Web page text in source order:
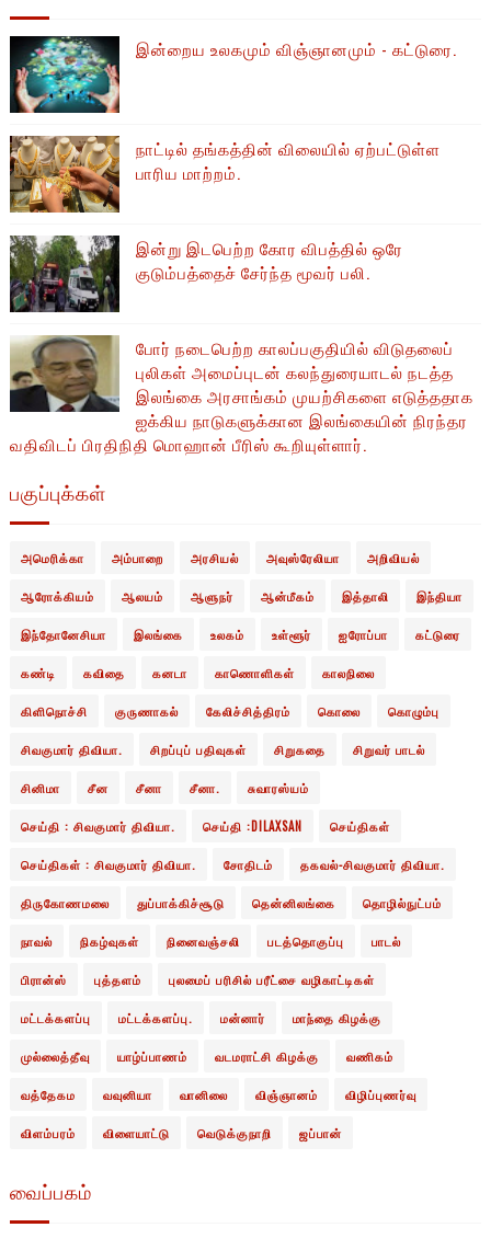
இன்றைய உலகமும் விஞ்ஞானமும் - கட்டுரை.
நாட்டில் தங்கத்தின் விலையில் ஏற்பட்டுள்ள
பாரிய மாற்றம்.
இன்று இடபெற்ற கோர விபத்தில் ஒரே
குடும்பத்தைச் சேர்ந்த மூவர் பலி.
போர் நடைபெற்ற காலப்பகுதியில் ​​விடுதலைப்
புலிகள் அமைப்புடன் கலந்துரையாடல் நடத்த
இலங்கை அரசாங்கம் முயற்சிகளை எடுத்ததாக
ஐக்கிய நாடுகளுக்கான இலங்கையின் நிரந்தர
வதிவிடப் பிரதிநிதி மொஹான் பீரிஸ் கூறியுள்ளார்.
பகுப்புக்கள்
அமெரிக்கா அம்பாறை அரசியல் அவுஸ்ரேலியா அறிவியல்
ஆரோக்கியம் ஆலயம் ஆளுநர் ஆன்மீகம் இத்தாலி இந்தியா
இந்தோனேசியா இலங்கை உலகம் உள்ளூர் ஐரோப்பா கட்டுரை
கண்டி கவிதை கனடா காணொளிகள் காலநிலை
கிளிநொச்சி குருணாகல் கேலிச்சித்திரம் கொலை கொழும்பு
சிவகுமார் திவியா. சிறப்புப் பதிவுகள் சிறுகதை சிறுவர் பாடல்
சினிமா சீன சீனா சீனா. சுவாரஸ்யம்
செய்தி : சிவகுமார் திவியா. செய்தி :DILAXSAN செய்திகள்
செய்திகள் : சிவகுமார் திவியா. சோதிடம் தகவல்-சிவகுமார் திவியா.
திருகோணமலை துப்பாக்கிச்சூடு தென்னிலங்கை தொழில்நுட்பம்
நாவல் நிகழ்வுகள் நினைவஞ்சலி படத்தொகுப்பு பாடல்
பிரான்ஸ் புத்தளம் புலமைப் பரிசில் பரீட்சை வழிகாட்டிகள்
மட்டக்களப்பு மட்டக்களப்பு. மன்னார் மாந்தை கிழக்கு
முல்லைத்தீவு யாழ்ப்பாணம் வடமராட்சி கிழக்கு வணிகம்
வத்தேகம வவுனியா வானிலை விஞ்ஞானம் விழிப்புணர்வு
விளம்பரம் விளையாட்டு வெடுக்குநாறி ஜப்பான்
வைப்பகம்